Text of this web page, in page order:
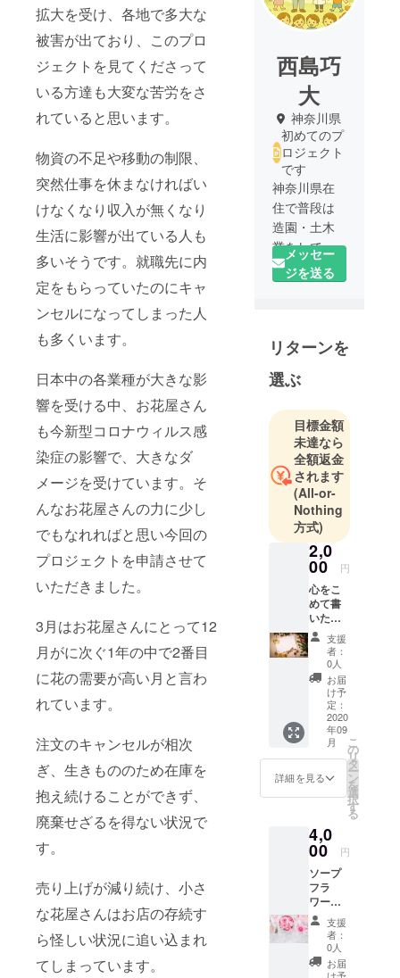
拡大を受け、各地で多大な
被害が出ており、このプロ
ジェクトを見てくださって
いる方達も大変な苦労をさ
れていると思います。
物資の不足や移動の制限、
突然仕事を休まなければい
けなくなり収入が無くなり
生活に影響が出ている人も
多いそうです。就職先に内
定をもらっていたのにキャ
ンセルになってしまった人
も多くいます。
日本中の各業種が大きな影
響を受ける中、お花屋さん
も今新型コロナウィルス感
染症の影響で、大きなダ
メージを受けています。そ
んなお花屋さんの力に少し
でもなれればと思い今回の
プロジェクトを申請させて
いただきました。
3月はお花屋さんにとって12
月がに次ぐ1年の中で2番目
に花の需要が高い月と言わ
れています。
注文のキャンセルが相次
ぎ、生きもののため在庫を
抱え続けることができず、
廃棄せざるを得ない状況で
す。
売り上げが減り続け、小さ
な花屋さんはお店の存続す
ら怪しい状況に追い込まれ
てしまっています。
西島巧
大
神奈川県
初めてのプ
ロジェクト
です
神奈川県在
住で普段は
造園・土木
業をしてお
ります。今
回のプロ
してくださ
に進んでく
を常に募集
しておりま
す。もし、
お力になっ
てくださる
方がいらっ
しゃいまし
たらご連絡
ください。
もちろん拡
散のご協力
やチャレン
ジに対して
のアドバイ
スなども大
歓迎です、
お願いいた
します。
メッセー
ジを送る
リターンを
選ぶ
目標金額
未達なら
全額返金
されます
(All-or-
Nothing
方式)
2,0
00 円
心をこ
めて書
いた感
謝のお
手紙を
お届け
させて
いただ
きま
す。
支援
者：
0人
お届
け予
定：
2020
年09
月
詳細を見る
こ
の
リ
タ
ー
ン
を
選
択
す
る
4,0
00 円
ソープ
フラ
ワーに
感謝の
お手紙
を添え
てお届
けさせ
支援
者：
0人
お届